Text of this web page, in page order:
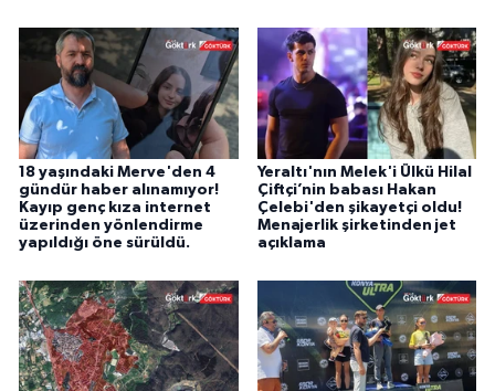
18 yaşındaki Merve'den 4
gündür haber alınamıyor!
Kayıp genç kıza internet
üzerinden yönlendirme
yapıldığı öne sürüldü.
Yeraltı'nın Melek'i Ülkü Hilal
Çiftçi’nin babası Hakan
Çelebi'den şikayetçi oldu!
Menajerlik şirketinden jet
açıklama